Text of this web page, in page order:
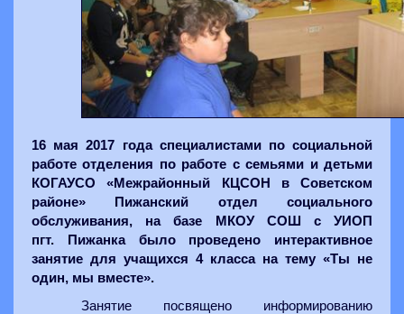
16 мая 2017 года специалистами по социальной
работе отделения по работе с семьями и детьми
КОГАУСО «Межрайонный КЦСОН в Советском
районе» Пижанский отдел социального
обслуживания, на базе МКОУ СОШ с УИОП
пгт. Пижанка было проведено интерактивное
занятие для учащихся 4 класса на тему «Ты не
один, мы вместе».
Занятие посвящено информированию